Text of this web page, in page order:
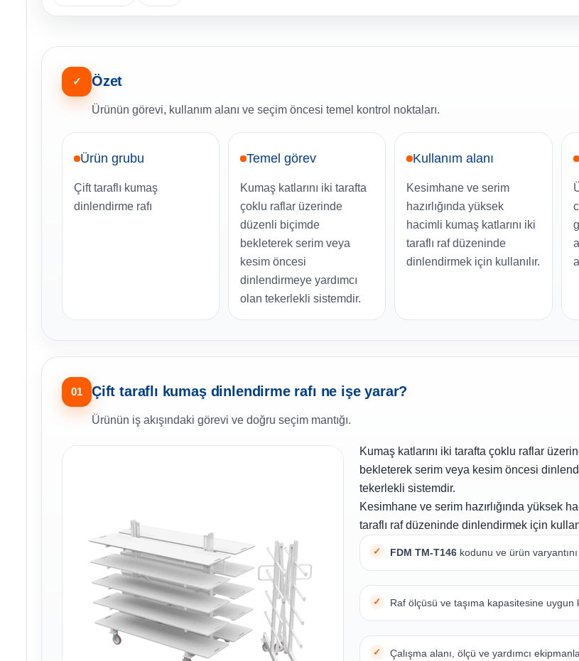
✓ Özet
Ürünün görevi, kullanım alanı ve seçim öncesi temel kontrol noktaları.
Ürün grubu
Çift taraflı kumaş
dinlendirme rafı
Temel görev
Kumaş katlarını iki tarafta
çoklu raflar üzerinde
düzenli biçimde
bekleterek serim veya
kesim öncesi
dinlendirmeye yardımcı
olan tekerlekli sistemdir.
Kullanım alanı
Kesimhane ve serim
hazırlığında yüksek
hacimli kumaş katlarını iki
taraflı raf düzeninde
dinlendirmek için kullanılır.
01 Çift taraflı kumaş dinlendirme rafı ne işe yarar?
Ürünün iş akışındaki görevi ve doğru seçim mantığı.
Kumaş katlarını iki tarafta çoklu raflar
bekleterek serim veya kesim öncesi
tekerlekli sistemdir.
Kesimhane ve serim hazırlığında yüksek
taraflı raf düzeninde dinlendirmek için
FDM TM-T146 kodunu ve ürün
Raf ölçüsü ve taşıma kapasitesine uygun
Çalışma alanı, ölçü ve yardımcı